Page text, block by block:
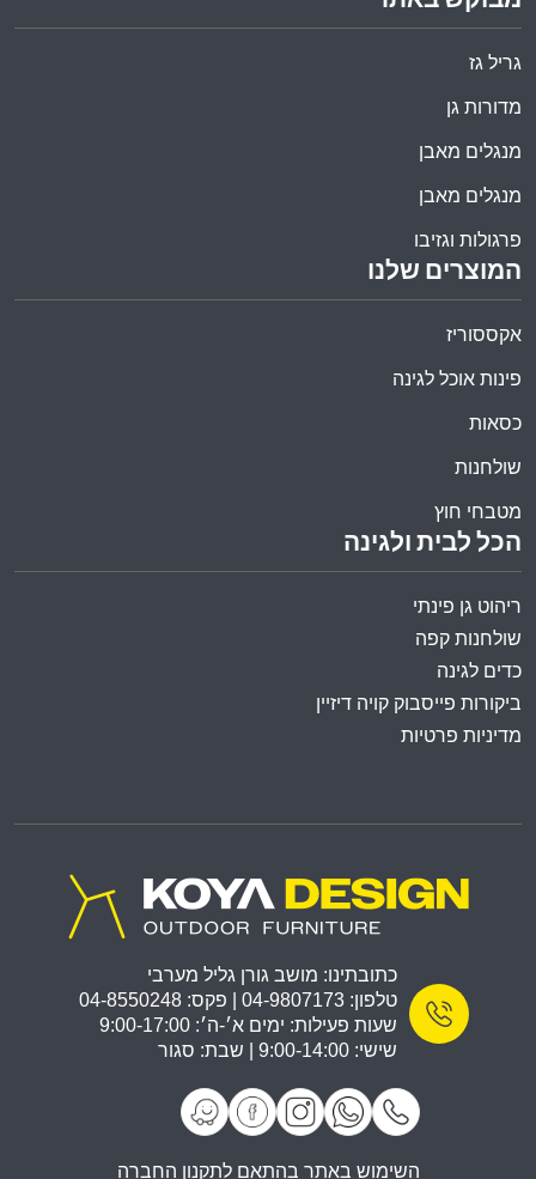
הכל לבית ולגינה
ריהוט גן פינתי
שולחנות קפה
כדים לגינה
ביקורות פייסבוק קויה דיזיין
מדיניות פרטיות
המוצרים שלנו
אקססוריז
פינות אוכל לגינה
כסאות
שולחנות
מטבחי חוץ
גריל גז
מדורות גן
מנגלים מאבן
מנגלים מאבן
פרגולות וגזיבו
כתובתינו: מושב גורן גליל מערבי
טלפון: 04-9807173 | פקס: 04-8550248
שעות פעילות: ימים א׳-ה׳: 9:00-17:00
שישי: 9:00-14:00 | שבת: סגור
השימוש באתר בהתאם לתקנון החברה